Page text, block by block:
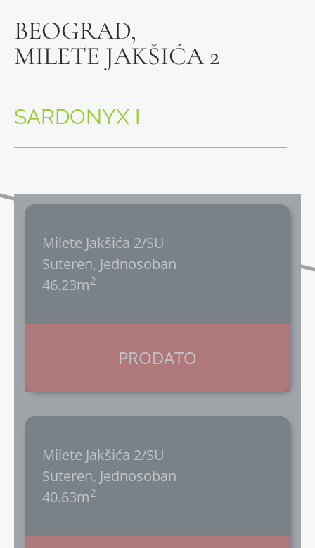
BEOGRAD,
MILETE JAKŠIĆA 2
SARDONYX I
Milete Jakšića 2/SU
Suteren, Jednosoban
46.23m2
PRODATO
Milete Jakšića 2/SU
Suteren, Jednosoban
40.63m2